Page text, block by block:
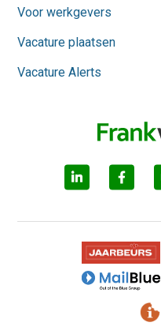
Voor werkgevers
Vacature plaatsen
Vacature Alerts